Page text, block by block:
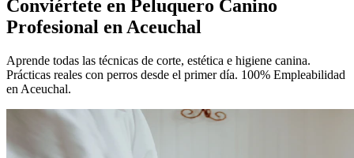
Conviértete en Peluquero Canino
Profesional en Aceuchal
Aprende todas las técnicas de corte, estética e higiene canina.
Prácticas reales con perros desde el primer día. 100% Empleabilidad
en Aceuchal.